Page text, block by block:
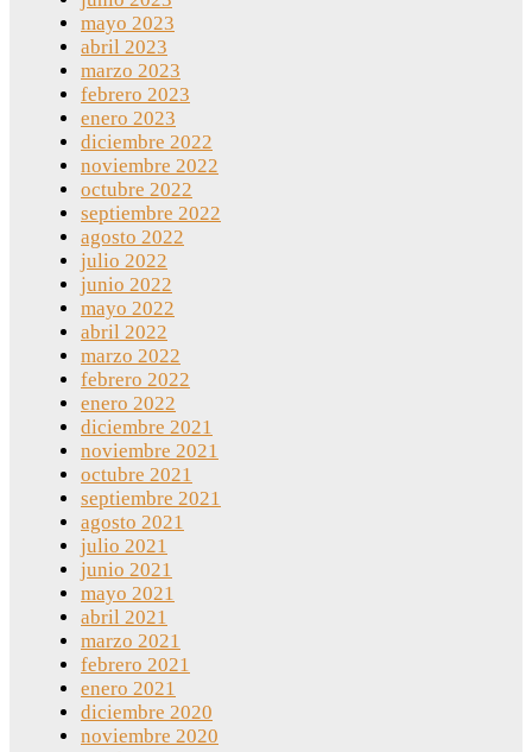
mayo 2023
abril 2023
marzo 2023
febrero 2023
enero 2023
diciembre 2022
noviembre 2022
octubre 2022
septiembre 2022
agosto 2022
julio 2022
junio 2022
mayo 2022
abril 2022
marzo 2022
febrero 2022
enero 2022
diciembre 2021
noviembre 2021
octubre 2021
septiembre 2021
agosto 2021
julio 2021
junio 2021
mayo 2021
abril 2021
marzo 2021
febrero 2021
enero 2021
diciembre 2020
noviembre 2020